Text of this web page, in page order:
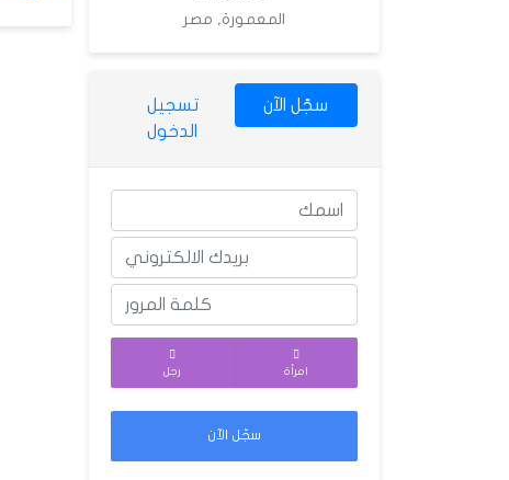
المعمورة, مصر
سجّل الآن
تسجيل
الدخول
امرأة رجل
سجّل الآن